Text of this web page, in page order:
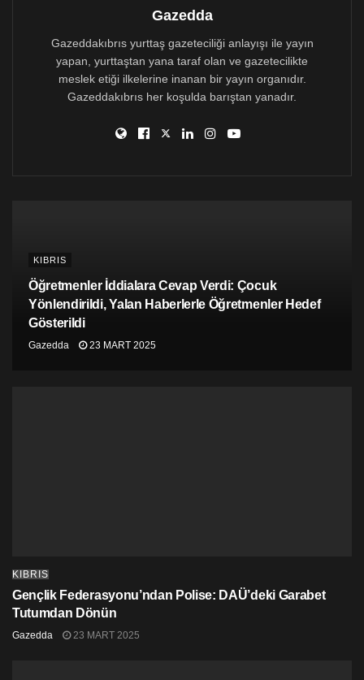
16,68 olurken, kurun 2022 ilk çeyrekte bu seviyede
kalacağı, ikinci çeyrekte 17,98 ve üçüncü çeyrekte
18,88 ve dördüncü çeyrekte 19,04 seviyesine
yükseleceği beklentileri ortaya kondu.
Gazedda
Gazeddakıbrıs yurttaş gazeteciliği anlayışı ile yayın
yapan, yurttaştan yana taraf olan ve gazetecilikte
meslek etiği ilkelerine inanan bir yayın organıdır.
Gazeddakıbrıs her koşulda barıştan yanadır.
KIBRIS
Öğretmenler İddialara Cevap Verdi: Çocuk
Yönlendirildi, Yalan Haberlerle Öğretmenler Hedef
Gösterildi
Gazedda 23 MART 2025
KIBRIS
Gençlik Federasyonu’ndan Polise: DAÜ’deki Garabet
Tutumdan Dönün
Gazedda 23 MART 2025